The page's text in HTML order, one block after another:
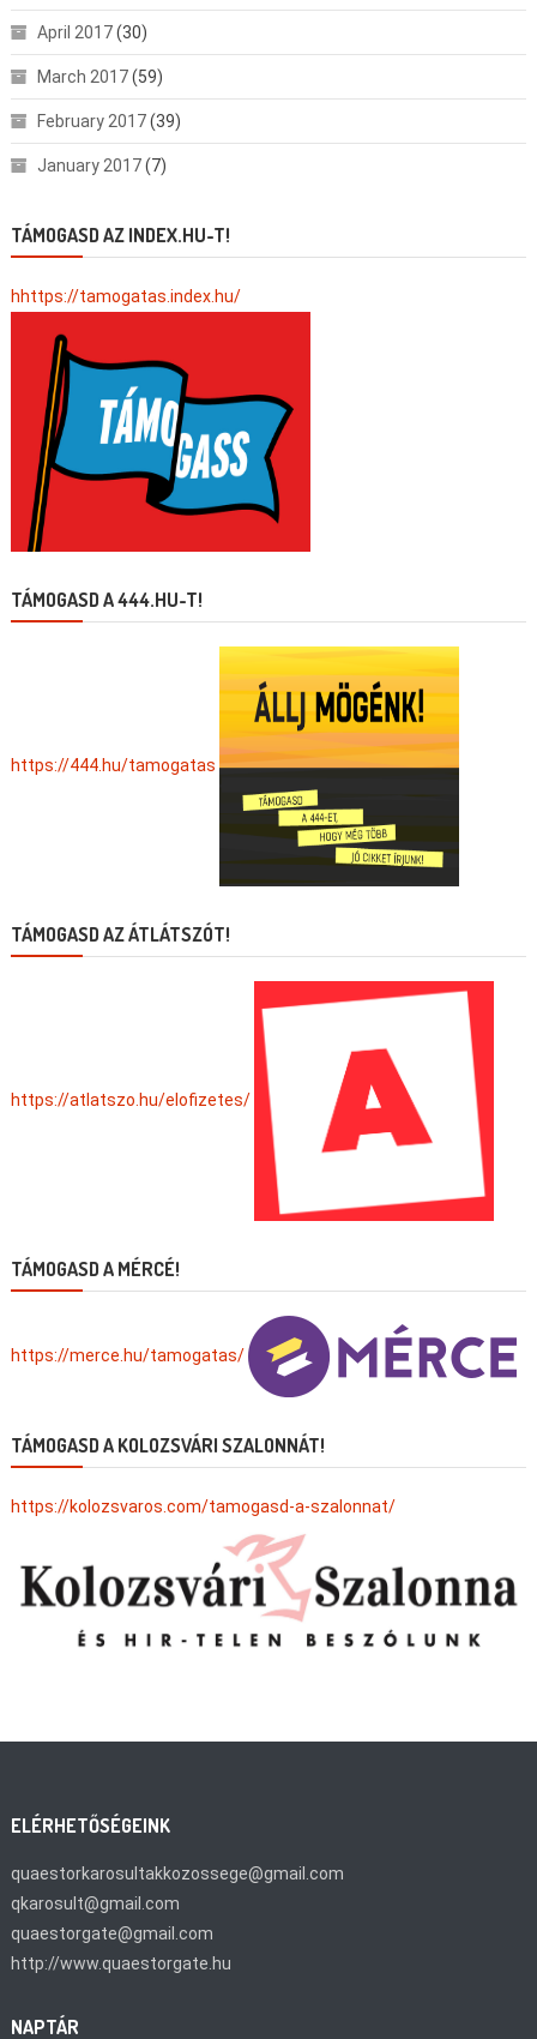
April 2017(30)
March 2017(59)
February 2017(39)
January 2017(7)
TÁMOGASD AZ INDEX.HU-T!
hhttps://tamogatas.index.hu/
TÁMOGASD A 444.HU-T!
https://444.hu/tamogatas
TÁMOGASD AZ ÁTLÁTSZÓT!
https://atlatszo.hu/elofizetes/
TÁMOGASD A MÉRCÉ!
https://merce.hu/tamogatas/
TÁMOGASD A KOLOZSVÁRI SZALONNÁT!
https://kolozsvaros.com/tamogasd-a-szalonnat/
ELÉRHETŐSÉGEINK
quaestorkarosultakkozossege@gmail.com
qkarosult@gmail.com
quaestorgate@gmail.com
http://www.quaestorgate.hu
NAPTÁR